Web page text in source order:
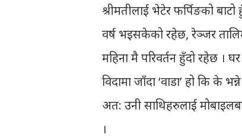
श्रीमतीलाई भेटेर फर्पिङको
वर्ष भइसकेको रहेछ, रेञ्जर
महिना मै परिवर्तन हुँदो रहेछ ।
विदामा जाँदा ‘वाडा’ हो कि
अत: उनी साथिहरुलाई
।